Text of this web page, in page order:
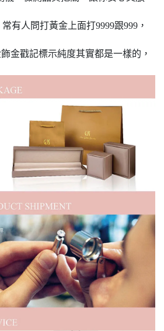
常有人問打黃金上面打9999跟999，
金戳記標示純度其實都是一樣的，